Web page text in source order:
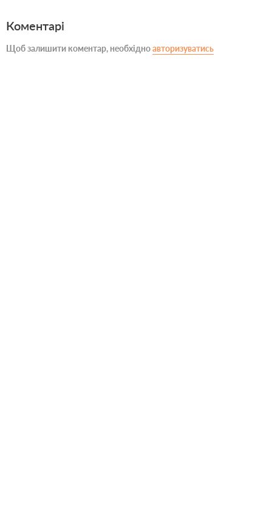
Коментарі
Щоб залишити коментар, необхідноавторизуватись